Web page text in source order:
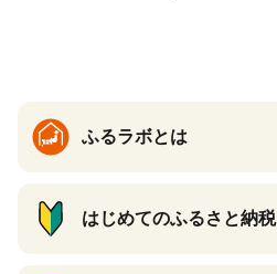
ふるラボとは
はじめてのふるさと納税